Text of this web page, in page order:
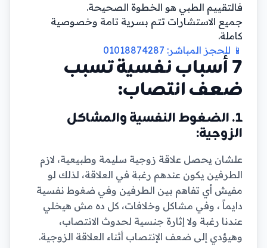
فالتقييم الطبي هو الخطوة الصحيحة.
جميع الاستشارات تتم بسرية تامة وخصوصية
كاملة.
📱 للحجز المباشر: 01018874287
7 أسباب نفسية تسبب
ضعف انتصاب:
1. الضغوط النفسية والمشاكل
الزوجية:
علشان يحصل علاقة زوجية سليمة وطبيعية، لازم
الطرفين يكون عندهم رغبة في العلاقة، لذلك لو
مفيش أي تفاهم بين الطرفين وفي ضغوط نفسية
دايماً ، وفي مشاكل وخلافات، كل ده مش هيخلي
عندنا رغبة ولا إثارة جنسية لحدوث الانتصاب،
وهيؤدي إلى ضعف الإنتصاب أثناء العلاقة الزوجية.